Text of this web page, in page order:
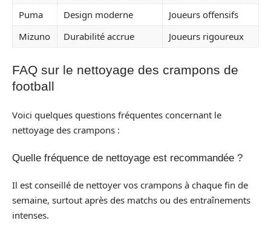
Puma
Design moderne
Joueurs offensifs
Mizuno
Durabilité accrue Joueurs rigoureux
FAQ sur le nettoyage des crampons de
football
Voici quelques questions fréquentes concernant le
nettoyage des crampons :
Quelle fréquence de nettoyage est recommandée ?
Il est conseillé de nettoyer vos crampons à chaque fin de
semaine, surtout après des matchs ou des entraînements
intenses.